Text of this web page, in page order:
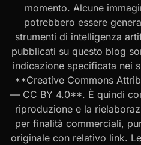
momento. Alcune
potrebbero essere
strumenti di intelligenza
pubblicati su questo blog
indicazione specificata nei
**Creative Commons
— CC BY 4.0**. È quindi
riproduzione e la
per finalità commerciali,
originale con relativo link.